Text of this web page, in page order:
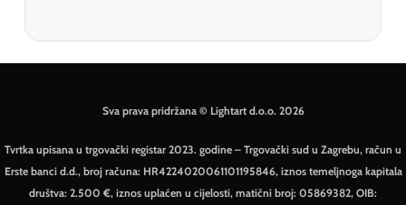
Sva prava pridržana © Lightart d.o.o. 2026
Tvrtka upisana u trgovački registar 2023. godine – Trgovački sud u Zagrebu, račun u
Erste banci d.d., broj računa: HR4224020061101195846, iznos temeljnoga kapitala
društva: 2.500 €, iznos uplaćen u cijelosti, matični broj: 05869382, OIB: